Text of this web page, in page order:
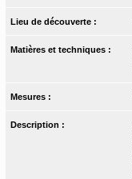
Lieu de découverte :
Matières et techniques :
Mesures :
Description :